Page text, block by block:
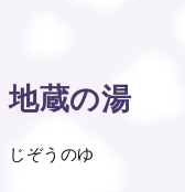
地蔵の湯
じぞうのゆ